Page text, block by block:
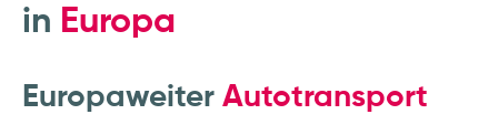
in Europa
Europaweiter Autotransport